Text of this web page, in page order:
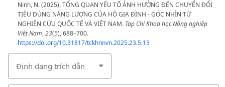
Ninh, N. (2025). TỔNG QUAN YẾU TỐ ẢNH HƯỞNG ĐẾN CHUYỂN ĐỔI
TIÊU DÙNG NĂNG LƯỢNG CỦA HỘ GIA ĐÌNH - GÓC NHÌN TỪ
NGHIÊN CỨU QUỐC TẾ VÀ VIỆT NAM. Tạp Chí Khoa học Nông nghiệp
Việt Nam,23(5), 688–700.
https://doi.org/10.31817/tckhnnvn.2025.23.5.13
Định dạng trích dẫn